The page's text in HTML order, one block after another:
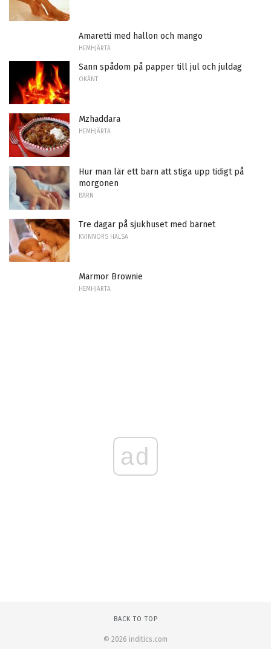
Amaretti med hallon och mango
HEMHJÄRTA
Sann spådom på papper till jul och juldag
OKÄNT
Mzhaddara
HEMHJÄRTA
Hur man lär ett barn att stiga upp tidigt på
morgonen
BARN
Tre dagar på sjukhuset med barnet
KVINNORS HÄLSA
Marmor Brownie
HEMHJÄRTA
ad
BACK TO TOP
© 2026 inditics.com